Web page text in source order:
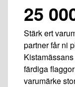
25
Stärk ert
partner får ni
färdiga
varumärke